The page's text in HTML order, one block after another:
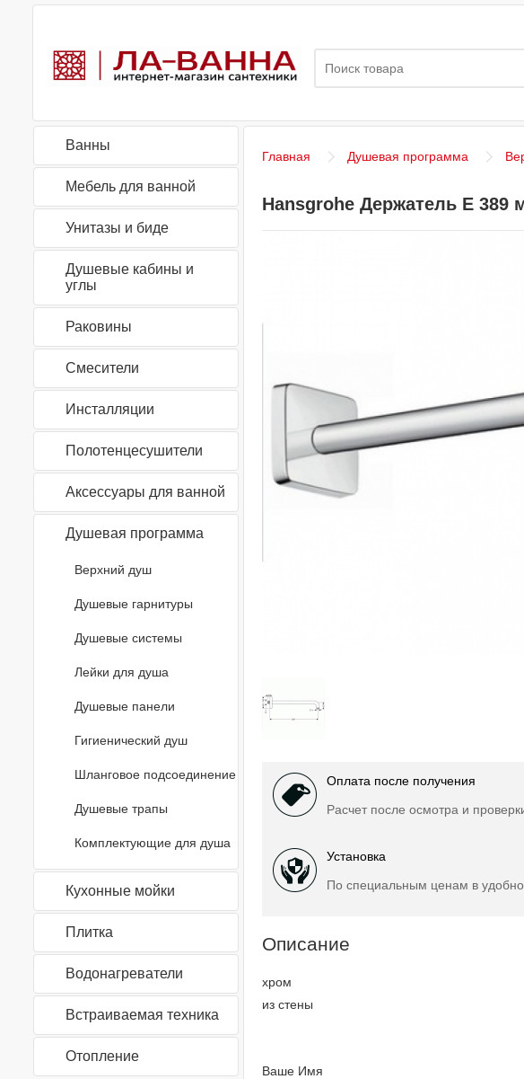
Ванны
Мебель для ванной
Унитазы и биде
Душевые кабины и
углы
Раковины
Смесители
Инсталляции
Полотенцесушители
Аксессуары для ванной
Душевая программа
Верхний душ
Душевые гарнитуры
Душевые системы
Лейки для душа
Душевые панели
Гигиенический душ
Шланговое подсоединение
Душевые трапы
Комплектующие для душа
Кухонные мойки
Плитка
Водонагреватели
Встраиваемая техника
Отопление
Главная Душевая программа
Hansgrohe Держатель E 389
Оплата после получения
Расчет после осмотра и
Установка
По специальным ценам в
Описание
хром
из стены
Ваше Имя